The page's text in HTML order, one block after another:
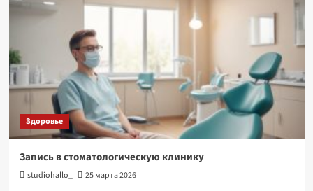
Здоровье
Запись в стоматологическую клинику
studiohallo_ 25 марта 2026